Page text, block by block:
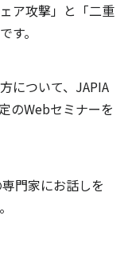
ア攻撃」と「二重
す。
について、JAPIA
のWebセミナーを
門家にお話しを